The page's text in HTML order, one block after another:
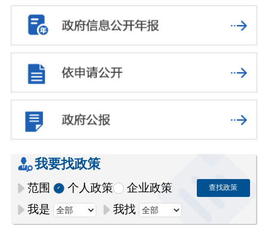
我要找政策
范围 个人政策
企业政策
我是
我找
查找政策